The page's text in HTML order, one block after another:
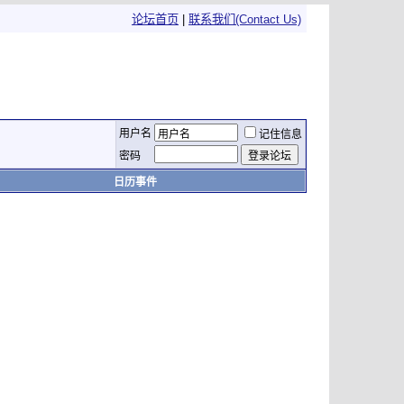
论坛首页 联系我们(Contact Us)
用户名
记住信息
密码
日历事件